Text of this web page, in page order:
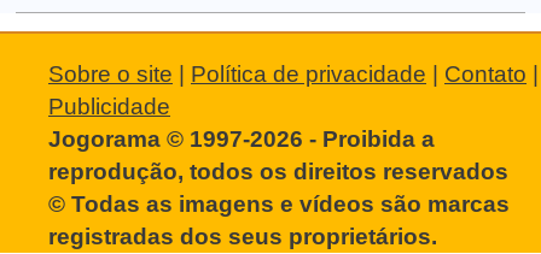
Sobre o site | Política de privacidade | Contato |
Publicidade
Jogorama © 1997-2026 - Proibida a
reprodução, todos os direitos reservados
© Todas as imagens e vídeos são marcas
registradas dos seus proprietários.